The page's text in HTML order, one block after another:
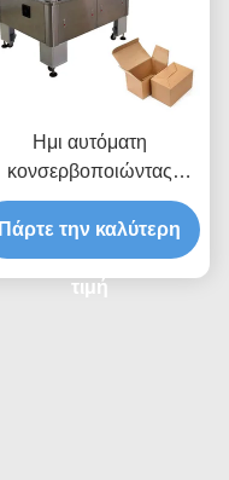
Ημι αυτόματη
κονσερβοποιώντας
μηχανή
Πάρτε την καλύτερη
τιμή